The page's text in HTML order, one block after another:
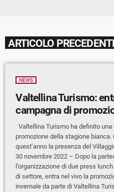
ARTICOLO
NEWS
Valtellina Turismo:
campagna di
Valtellina Turismo ha definito
promozione della stagione
quest’anno la presenza del
30 novembre 2022 – Dopo la
l’organizzazione di due press
di settore, entra nel vivo la
invernale da parte di Valtellina